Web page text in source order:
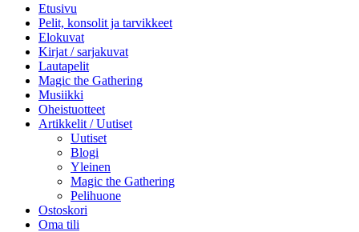
Etusivu
Pelit, konsolit ja tarvikkeet
Elokuvat
Kirjat / sarjakuvat
Lautapelit
Magic the Gathering
Musiikki
Oheistuotteet
Artikkelit / Uutiset
Uutiset
Blogi
Yleinen
Magic the Gathering
Pelihuone
Ostoskori
Oma tili